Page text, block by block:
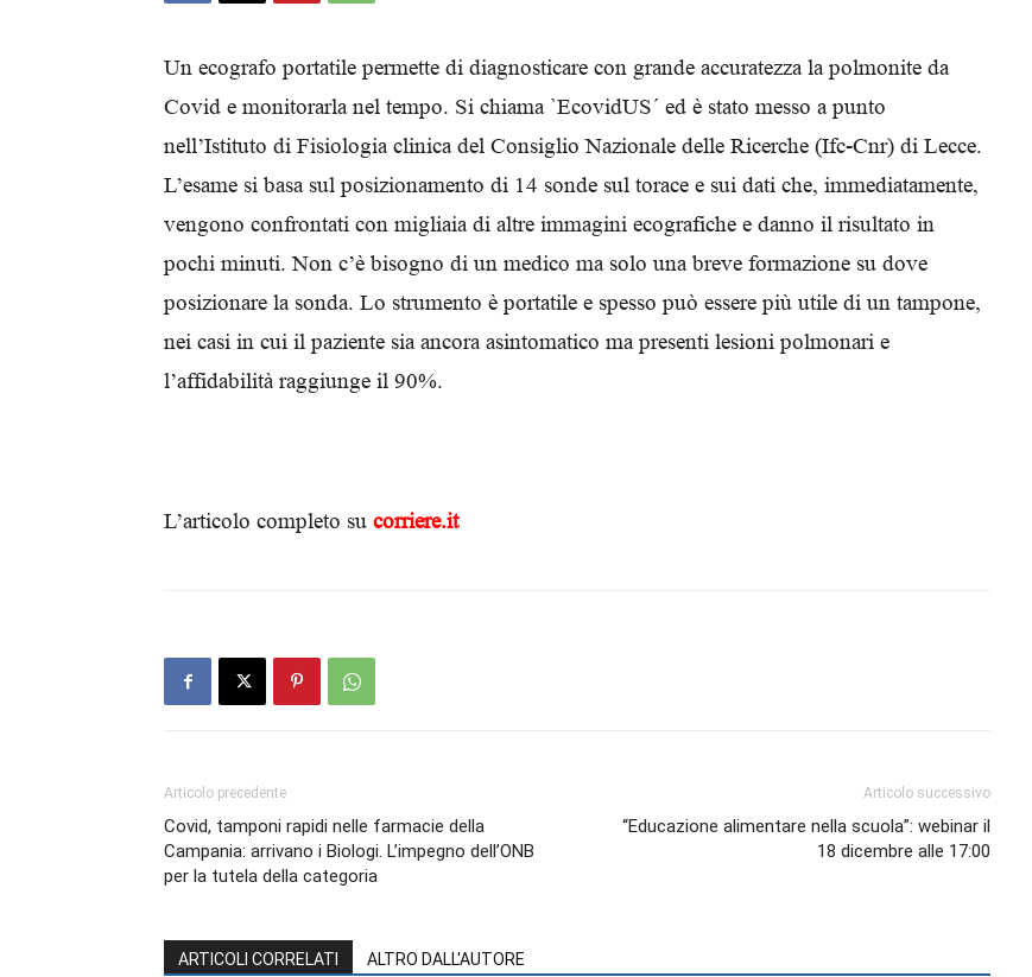
Un ecografo portatile permette di diagnosticare con grande accuratezza la polmonite da
Covid e monitorarla nel tempo. Si chiama `EcovidUS´ ed è stato messo a punto
nell’Istituto di Fisiologia clinica del Consiglio Nazionale delle Ricerche (Ifc-Cnr) di Lecce.
L’esame si basa sul posizionamento di 14 sonde sul torace e sui dati che, immediatamente,
vengono confrontati con migliaia di altre immagini ecografiche e danno il risultato in
pochi minuti. Non c’è bisogno di un medico ma solo una breve formazione su dove
posizionare la sonda. Lo strumento è portatile e spesso può essere più utile di un tampone,
nei casi in cui il paziente sia ancora asintomatico ma presenti lesioni polmonari e
l’affidabilità raggiunge il 90%.
L’articolo completo su corriere.it
Articolo precedente
Covid, tamponi rapidi nelle farmacie della
Campania: arrivano i Biologi. L’impegno dell’ONB
per la tutela della categoria
Articolo successivo
“Educazione alimentare nella scuola”: webinar il
18 dicembre alle 17:00
ARTICOLI CORRELATI ALTRO DALL'AUTORE